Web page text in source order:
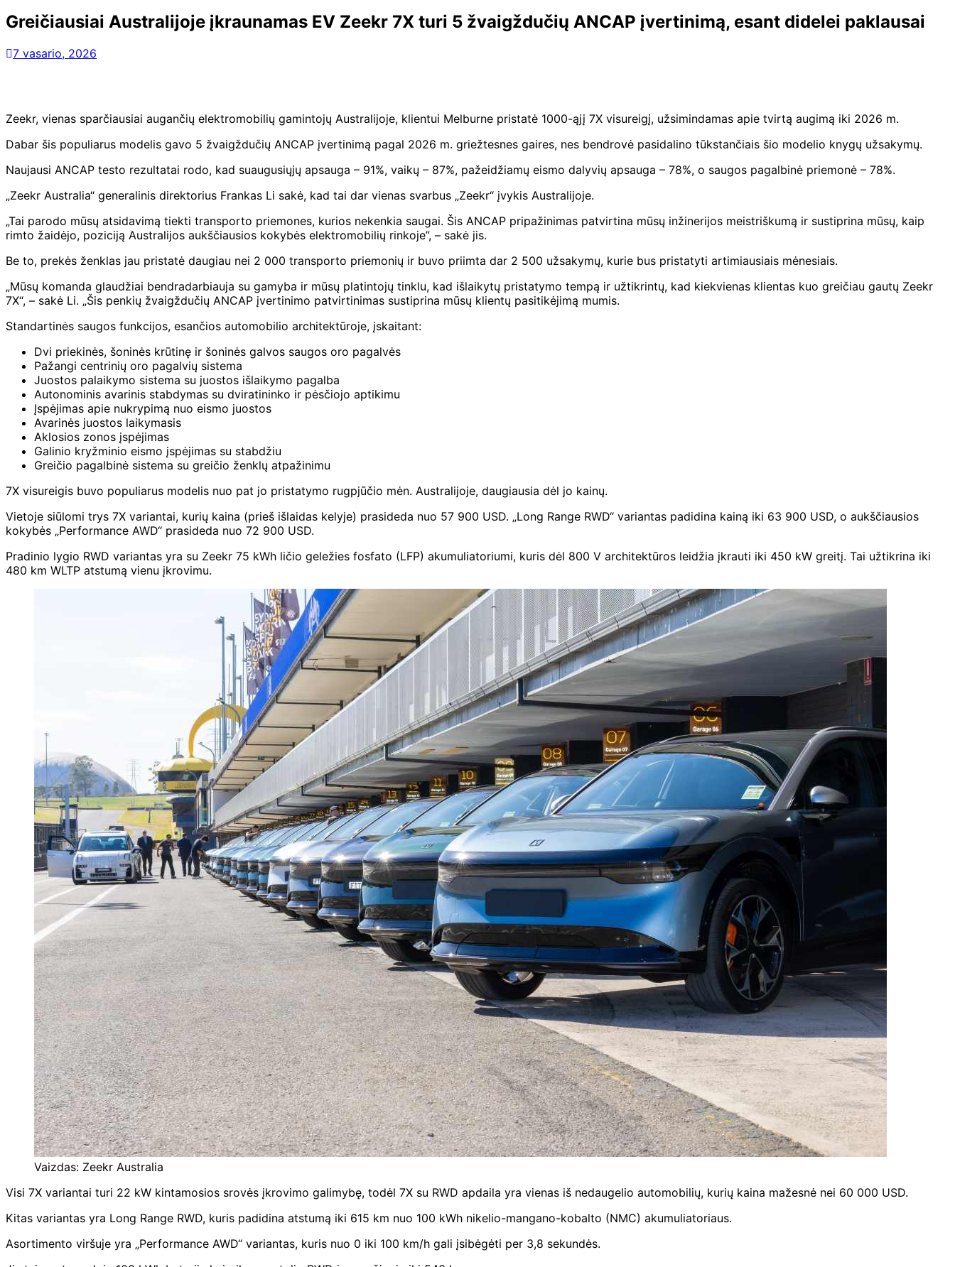
Greičiausiai Australijoje įkraunamas EV Zeekr 7X turi 5 žvaigždučių ANCAP įvertinimą, esant didelei paklausai
7 vasario, 2026
Zeekr, vienas sparčiausiai augančių elektromobilių gamintojų Australijoje, klientui Melburne pristatė 1000-ąjį 7X visureigį, užsimindamas apie tvirtą augimą iki 2026 m.
Dabar šis populiarus modelis gavo 5 žvaigždučių ANCAP įvertinimą pagal 2026 m. griežtesnes gaires, nes bendrovė pasidalino tūkstančiais šio modelio knygų užsakymų.
Naujausi ANCAP testo rezultatai rodo, kad suaugusiųjų apsauga – 91%, vaikų – 87%, pažeidžiamų eismo dalyvių apsauga – 78%, o saugos pagalbinė priemonė – 78%.
„Zeekr Australia“ generalinis direktorius Frankas Li sakė, kad tai dar vienas svarbus „Zeekr“ įvykis Australijoje.
„Tai parodo mūsų atsidavimą tiekti transporto priemones, kurios nekenkia saugai. Šis ANCAP pripažinimas patvirtina mūsų inžinerijos meistriškumą ir sustiprina mūsų, kaip
rimto žaidėjo, poziciją Australijos aukščiausios kokybės elektromobilių rinkoje”, – sakė jis.
Be to, prekės ženklas jau pristatė daugiau nei 2 000 transporto priemonių ir buvo priimta dar 2 500 užsakymų, kurie bus pristatyti artimiausiais mėnesiais.
„Mūsų komanda glaudžiai bendradarbiauja su gamyba ir mūsų platintojų tinklu, kad išlaikytų pristatymo tempą ir užtikrintų, kad kiekvienas klientas kuo greičiau gautų Zeekr
7X“, – sakė Li. „Šis penkių žvaigždučių ANCAP įvertinimo patvirtinimas sustiprina mūsų klientų pasitikėjimą mumis.
Standartinės saugos funkcijos, esančios automobilio architektūroje, įskaitant:
Dvi priekinės, šoninės krūtinę ir šoninės galvos saugos oro pagalvės
Pažangi centrinių oro pagalvių sistema
Juostos palaikymo sistema su juostos išlaikymo pagalba
Autonominis avarinis stabdymas su dviratininko ir pėsčiojo aptikimu
Įspėjimas apie nukrypimą nuo eismo juostos
Avarinės juostos laikymasis
Aklosios zonos įspėjimas
Galinio kryžminio eismo įspėjimas su stabdžiu
Greičio pagalbinė sistema su greičio ženklų atpažinimu
7X visureigis buvo populiarus modelis nuo pat jo pristatymo rugpjūčio mėn. Australijoje, daugiausia dėl jo kainų.
Vietoje siūlomi trys 7X variantai, kurių kaina (prieš išlaidas kelyje) prasideda nuo 57 900 USD. „Long Range RWD“ variantas padidina kainą iki 63 900 USD, o aukščiausios
kokybės „Performance AWD“ prasideda nuo 72 900 USD.
Pradinio lygio RWD variantas yra su Zeekr 75 kWh ličio geležies fosfato (LFP) akumuliatoriumi, kuris dėl 800 V architektūros leidžia įkrauti iki 450 kW greitį. Tai užtikrina iki
480 km WLTP atstumą vienu įkrovimu.
Vaizdas: Zeekr Australia
Visi 7X variantai turi 22 kW kintamosios srovės įkrovimo galimybę, todėl 7X su RWD apdaila yra vienas iš nedaugelio automobilių, kurių kaina mažesnė nei 60 000 USD.
Kitas variantas yra Long Range RWD, kuris padidina atstumą iki 615 km nuo 100 kWh nikelio-mangano-kobalto (NMC) akumuliatoriaus.
Asortimento viršuje yra „Performance AWD“ variantas, kuris nuo 0 iki 100 km/h gali įsibėgėti per 3,8 sekundės.